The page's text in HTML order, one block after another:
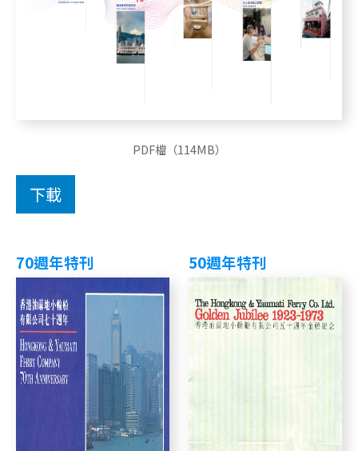
PDF檔（114MB）
下載
70週年特刊 50週年特刊